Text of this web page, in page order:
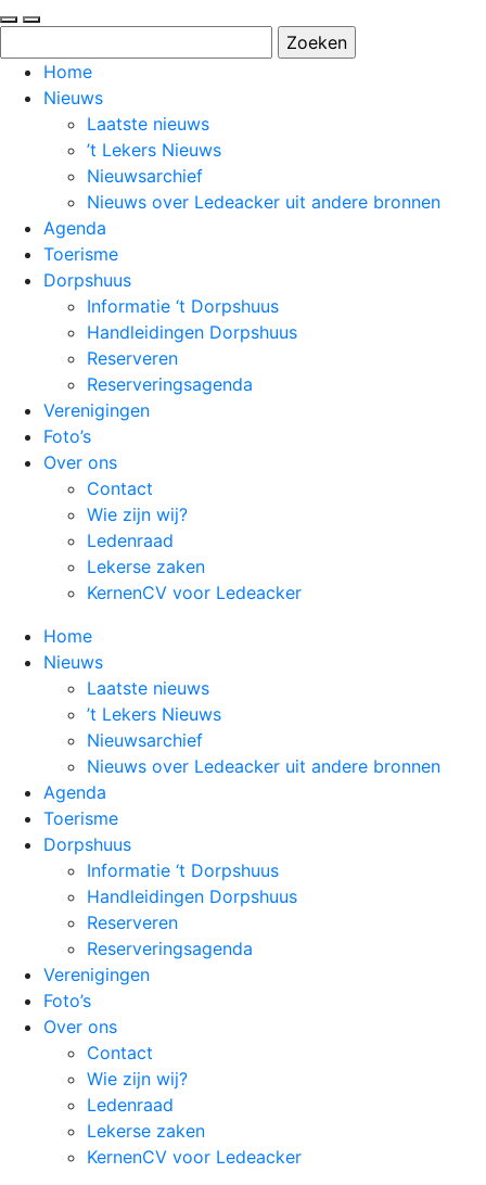
naar: Home
Nieuws
Laatste nieuws
’t Lekers Nieuws
Nieuwsarchief
Nieuws over Ledeacker uit andere bronnen
Agenda
Toerisme
Dorpshuus
Informatie ‘t Dorpshuus
Handleidingen Dorpshuus
Reserveren
Reserveringsagenda
Verenigingen
Foto’s
Over ons
Contact
Wie zijn wij?
Ledenraad
Lekerse zaken
KernenCV voor Ledeacker
Home
Nieuws
Laatste nieuws
’t Lekers Nieuws
Nieuwsarchief
Nieuws over Ledeacker uit andere bronnen
Agenda
Toerisme
Dorpshuus
Informatie ‘t Dorpshuus
Handleidingen Dorpshuus
Reserveren
Reserveringsagenda
Verenigingen
Foto’s
Over ons
Contact
Wie zijn wij?
Ledenraad
Lekerse zaken
KernenCV voor Ledeacker